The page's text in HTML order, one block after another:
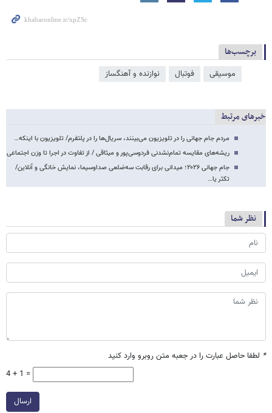
برچسب‌ها
موسیقی فوتبال نوازنده و آهنگساز
خبرهای مرتبط
مردم جام جهانی را در تلویزیون می‌بینند، سریال‌ها را در پلتفرم/ تلویزیون با اینکه…
ریشه‌های مقایسه تمام‌نشدنی فردوسی‌پور و میثاقی / از تفاوت در اجرا تا وزن اجتماعی
جام جهانی ۲۰۲۶؛ میدانی برای رقابت سه‌ضلعی صداوسیما، نمایش خانگی و آنلاین/
تکثر یا…
نظر شما
* لطفا حاصل عبارت را در جعبه متن روبرو وارد کنید
4 + 1 =
ارسال